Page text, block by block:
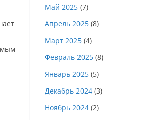
Май 2025 (7)
Апрель 2025 (8)
Март 2025 (4)
Февраль 2025 (8)
Январь 2025 (5)
Декабрь 2024 (3)
Ноябрь 2024 (2)